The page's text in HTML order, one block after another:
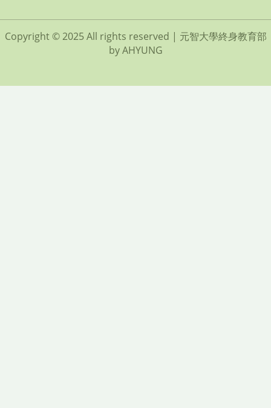
Copyright © 2025 All rights reserved | 元智大學終身教育部
by AHYUNG